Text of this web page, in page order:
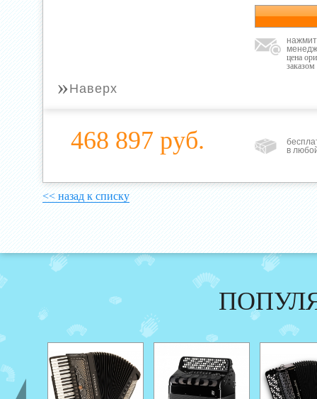
цена
заказом
» Наверх
468 897 руб.
в
<< назад к списку